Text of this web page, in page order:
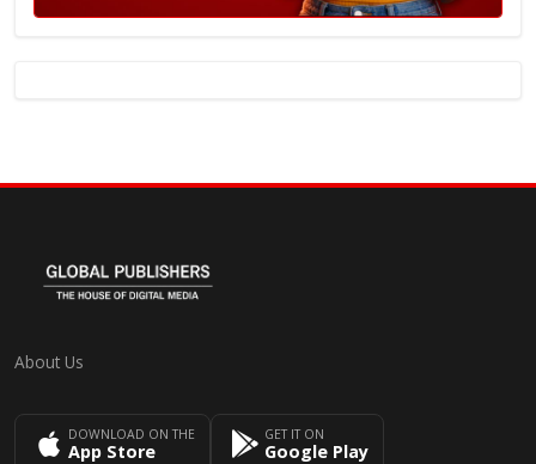
About Us
DOWNLOAD ON THE
App Store
GET IT ON
Google Play